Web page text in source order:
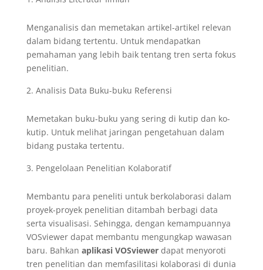
Menganalisis dan memetakan artikel-artikel relevan
dalam bidang tertentu. Untuk mendapatkan
pemahaman yang lebih baik tentang tren serta fokus
penelitian.
Analisis Data Buku-buku Referensi
Memetakan buku-buku yang sering di kutip dan ko-
kutip. Untuk melihat jaringan pengetahuan dalam
bidang pustaka tertentu.
Pengelolaan Penelitian Kolaboratif
Membantu para peneliti untuk berkolaborasi dalam
proyek-proyek penelitian ditambah berbagi data
serta visualisasi. Sehingga, dengan kemampuannya
VOSviewer dapat membantu mengungkap wawasan
baru. Bahkan aplikasi VOSviewerdapat menyoroti
tren penelitian dan memfasilitasi kolaborasi di dunia